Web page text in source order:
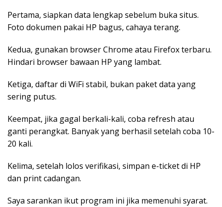
Pertama, siapkan data lengkap sebelum buka situs.
Foto dokumen pakai HP bagus, cahaya terang.
Kedua, gunakan browser Chrome atau Firefox terbaru.
Hindari browser bawaan HP yang lambat.
Ketiga, daftar di WiFi stabil, bukan paket data yang
sering putus.
Keempat, jika gagal berkali-kali, coba refresh atau
ganti perangkat. Banyak yang berhasil setelah coba 10-
20 kali.
Kelima, setelah lolos verifikasi, simpan e-ticket di HP
dan print cadangan.
Saya sarankan ikut program ini jika memenuhi syarat.